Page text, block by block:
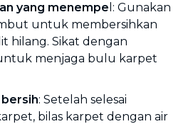
yang menempe l: Gunakan
untuk membersihkan
hilang. Sikat dengan
menjaga bulu karpet
: Setelah selesai
bilas karpet dengan air